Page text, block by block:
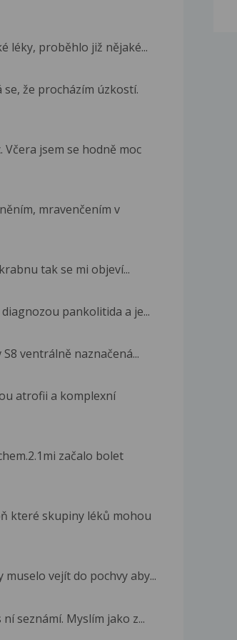
léky, proběhlo již nějaké...
že procházím úzkostí.
jsem se hodně moc
mravenčením v
tak se mi objeví...
pankolitida a je...
ventrálně naznačená...
atrofii a komplexní
začalo bolet
které skupiny léků mohou
vejít do pochvy aby...
seznámí. Myslím jako z...